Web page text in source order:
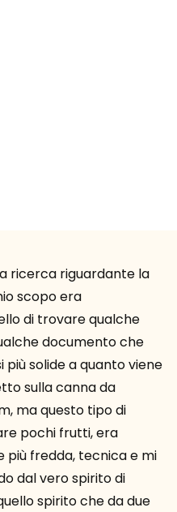
ricerca riguardante la
scopo era
di trovare qualche
documento che
più solide a quanto viene
sulla canna da
ma questo tipo di
pochi frutti, era
più fredda, tecnica e mi
dal vero spirito di
spirito che da due